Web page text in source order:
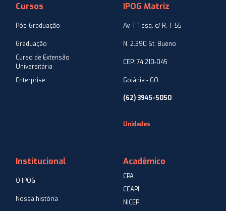
Cursos
Pós-Graduação
Graduação
Curso de Extensão
Universitária
Enterprise
Institucional
O IPOG
Nossa história
Acadêmico
CPA
CEAPI
NICEPI
IPOG Matriz
Av. T-1 esq. c/ R. T-55
N. 2.390 St. Bueno
CEP: 74.210-045
Goiânia - GO
(62) 3945-5050
Unidades